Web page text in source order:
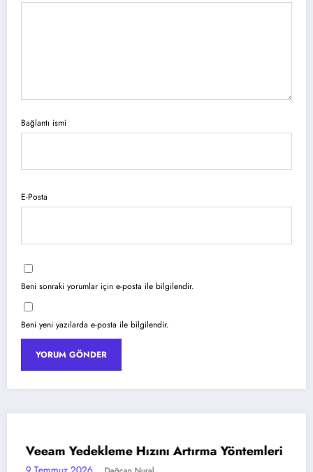
Bağlantı ismi
E-Posta
Beni sonraki yorumlar için e-posta ile bilgilendir.
Beni yeni yazılarda e-posta ile bilgilendir.
AZURE
Azure Blob Storage ile Statik Web Sitesi